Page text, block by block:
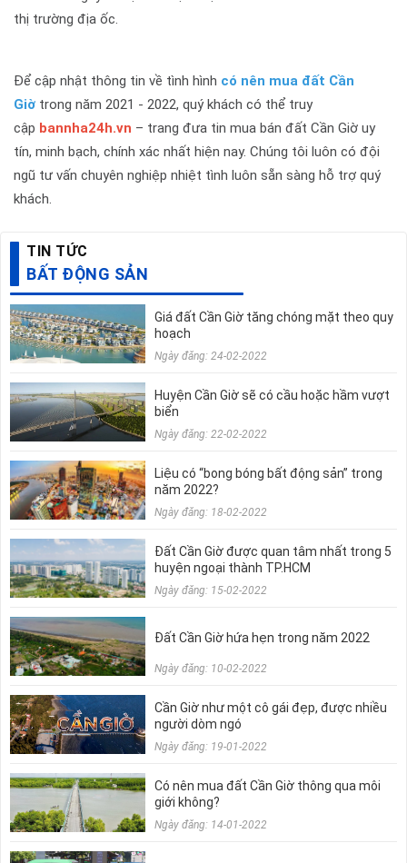
thị trường địa ốc.
Để cập nhật thông tin về tình hình có nên mua đất Cần
Giờ trong năm 2021 - 2022, quý khách có thể truy
cập bannha24h.vn – trang đưa tin mua bán đất Cần Giờ uy
tín, minh bạch, chính xác nhất hiện nay. Chúng tôi luôn có đội
ngũ tư vấn chuyên nghiệp nhiệt tình luôn sẵn sàng hỗ trợ quý
khách.
TIN TỨC
BẤT ĐỘNG SẢN
Giá đất Cần Giờ tăng chóng mặt theo quy
hoạch
Ngày đăng: 24-02-2022
Huyện Cần Giờ sẽ có cầu hoặc hầm vượt
biển
Ngày đăng: 22-02-2022
Liệu có “bong bóng bất động sản” trong
năm 2022?
Ngày đăng: 18-02-2022
Đất Cần Giờ được quan tâm nhất trong 5
huyện ngoại thành TP.HCM
Ngày đăng: 15-02-2022
Đất Cần Giờ hứa hẹn trong năm 2022
Ngày đăng: 10-02-2022
Cần Giờ như một cô gái đẹp, được nhiều
người dòm ngó
Ngày đăng: 19-01-2022
Có nên mua đất Cần Giờ thông qua môi
giới không?
Ngày đăng: 14-01-2022